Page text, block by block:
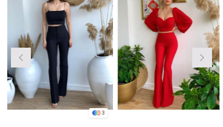
3